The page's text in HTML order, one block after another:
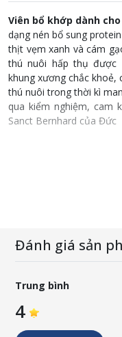
Viên bổ khớp dành
dạng nén bổ sung
thịt vẹm xanh và cám
thú nuôi hấp thụ được
khung xương chắc khoẻ,
thú nuôi trong thời kì
qua kiểm nghiệm, cam
Sanct Bernhard của Đức
Thành phần phân
5,9% tro thô, 0,3%
glycosaminoglycan 20
Phụ gia: chất chống
Đánh giá sản
Trung bình
4